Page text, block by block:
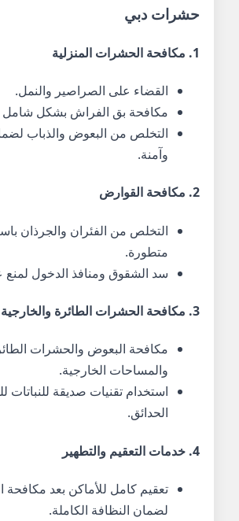
حشرات دبي
1. مكافحة الحشرات المنزلية
القضاء على الصراصير والنمل.
مكافحة بق الفراش بشكل شامل
التخلص من البعوض والذباب
وآمنة.
2. مكافحة القوارض
التخلص من الفئران والجرذان
متطورة.
سد الشقوق ومنافذ الدخول لمنع
3. مكافحة الحشرات الطائرة والخارجية
مكافحة البعوض والحشرات
والمساحات الخارجية.
استخدام تقنيات صديقة للنباتات
الحدائق.
4. خدمات التعقيم والتطهير
تعقيم كامل للأماكن بعد
لضمان النظافة الكاملة.